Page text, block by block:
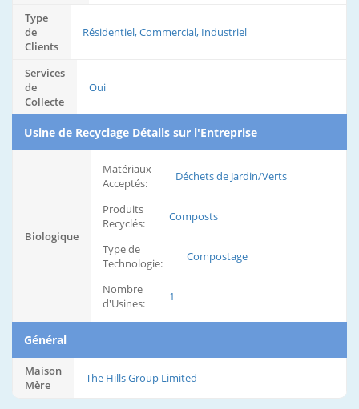
Type
de
Clients
Résidentiel, Commercial, Industriel
Services
de
Collecte
Oui
Usine de Recyclage Détails sur l'Entreprise
Biologique
Matériaux
Acceptés:
Déchets de Jardin/Verts
Produits
Recyclés:
Composts
Type de
Technologie:
Compostage
Nombre
d'Usines:
1
Général
Maison
Mère
The Hills Group Limited